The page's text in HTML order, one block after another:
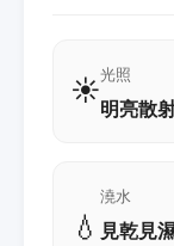
☀️光照
明亮散
💧
澆水
見乾見